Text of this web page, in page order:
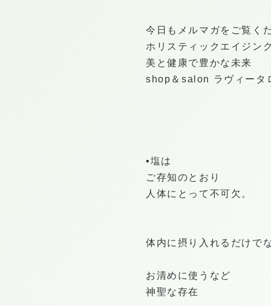
今日もメルマガをご覧く
ホリスティックエイジン
美と健康で豊かな未来
shop＆salon ラヴィータ
▪️塩は
ご存知のとおり
人体にとって不可欠。
体内に摂り入れるだけで
お清めに使うなど
神聖な存在